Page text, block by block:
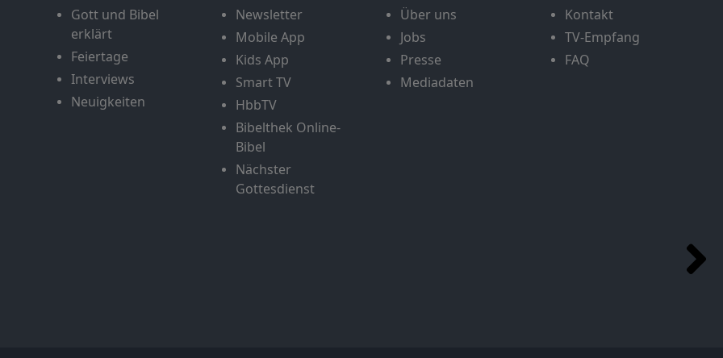
Gott und Bibel
erklärt
Feiertage
Interviews
Neuigkeiten
Newsletter
Mobile App
Kids App
Smart TV
HbbTV
Bibelthek Online-
Bibel
Nächster
Gottesdienst
Über uns
Jobs
Presse
Mediadaten
Kontakt
TV-Empfang
FAQ